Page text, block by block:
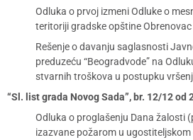
Odluka o prvoj izmeni Odluke o
teritoriji gradske opštine Obrenovac
Rešenje o davanju saglasnosti
preduzeću “Beogradvode” na
stvarnih troškova u postupku
“Sl. list grada Novog Sada”, br. 12/12 od
Odluka o proglašenju Dana žalosti
izazvane požarom u